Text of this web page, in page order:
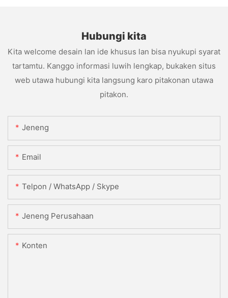
Hubungi kita
Kita welcome desain lan ide khusus lan bisa nyukupi syarat
tartamtu. Kanggo informasi luwih lengkap, bukaken situs
web utawa hubungi kita langsung karo pitakonan utawa
pitakon.
Jeneng
Email
Telpon / WhatsApp / Skype
Jeneng Perusahaan
Konten